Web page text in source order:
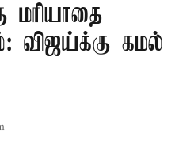
மரியாதை
விஜய்க்கு கமல்